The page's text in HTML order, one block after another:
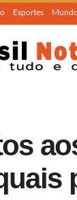
Esportes